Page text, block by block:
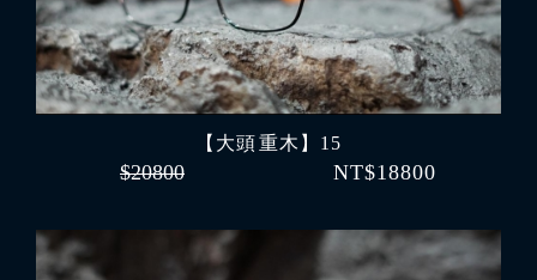
【大頭 重木】15
$20800 NT$18800